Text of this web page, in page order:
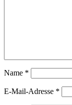
Name *
E-Mail-Adresse *